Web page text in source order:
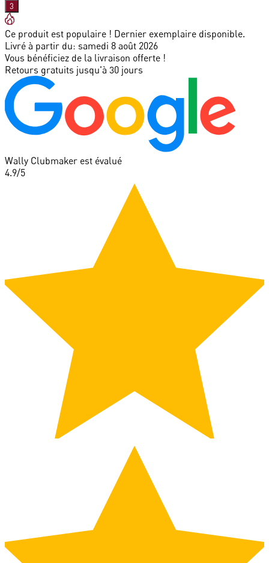
3
Ce produit est populaire ! Dernier exemplaire disponible.
Livré à partir du: samedi 8 août 2026
Vous bénéficiez de la livraison offerte !
Retours gratuits jusqu'à 30 jours
Wally Clubmaker est évalué
4.9/5